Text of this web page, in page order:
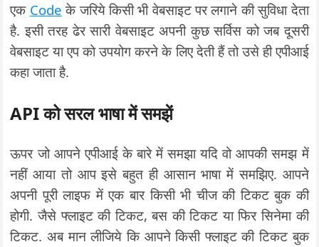
एक Code के जरिये किसी भी वेबसाइट पर लगाने की सुविधा देता
है. इसी तरह ढेर सारी वेबसाइट अपनी कुछ सर्विस को जब दूसरी
वेबसाइट या एप को उपयोग करने के लिए देती हैं तो उसे ही एपीआई
कहा जाता है.
API को सरल भाषा में समझें
ऊपर जो आपने एपीआई के बारे में समझा यदि वो आपकी समझ में
नहीं आया तो आप इसे बहुत ही आसान भाषा में समझिए. आपने
अपनी पूरी लाइफ में एक बार किसी भी चीज की टिकट बुक की
होगी. जैसे फ्लाइट की टिकट, बस की टिकट या फिर सिनेमा की
टिकट. अब मान लीजिये कि आपने किसी फ्लाइट की टिकट बुक